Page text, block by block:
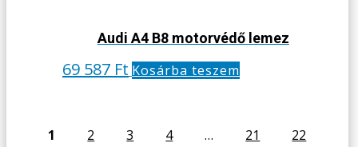
Audi A4 B8 motorvédő lemez
69 587 Ft Kosárba teszem
1 2 3 4 … 21 22